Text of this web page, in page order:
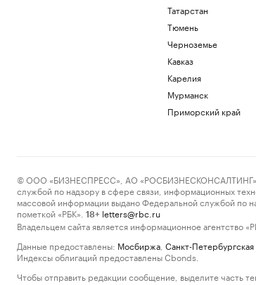
Татарстан
Тюмень
Черноземье
Кавказ
Карелия
Мурманск
Приморский край
© ООО «БИЗНЕСПРЕСС», АО «РОСБИЗНЕСКОНСАЛТИНГ»,
службой по надзору в сфере связи, информационных
массовой информации выдано Федеральной службой по
пометкой «РБК».
18+ letters@rbc.ru
Владельцем сайта является информационное агентство
Данные предоставлены: Мосбиржа Санкт-
Индексы облигаций предоставлены Cbonds.
Чтобы отправить редакции сообщение, выделите часть